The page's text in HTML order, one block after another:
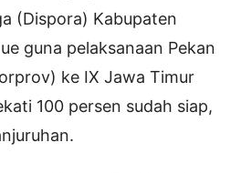
(Dispora) Kabupaten
guna pelaksanaan Pekan
ke IX Jawa Timur
100 persen sudah siap,